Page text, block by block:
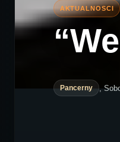
Pancerny ,